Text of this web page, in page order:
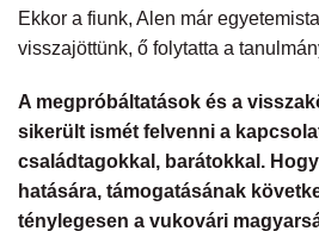
Ekkor a fiunk, Alen már
visszajöttünk, ő folytatta a
A megpróbáltatások és a
sikerült ismét felvenni a
családtagokkal, barátokkal.
hatására, támogatásának
ténylegesen a vukovári